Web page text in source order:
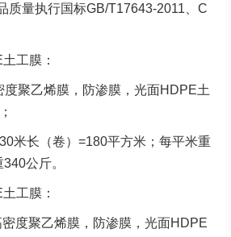
质量执行国标GB/T17643-2011、C
工膜：
度聚乙烯膜，防渗膜，光面HDPE土
米长（卷）=180平方米；每平米重
公斤。
工膜：
度聚乙烯膜，防渗膜，光面HDPE